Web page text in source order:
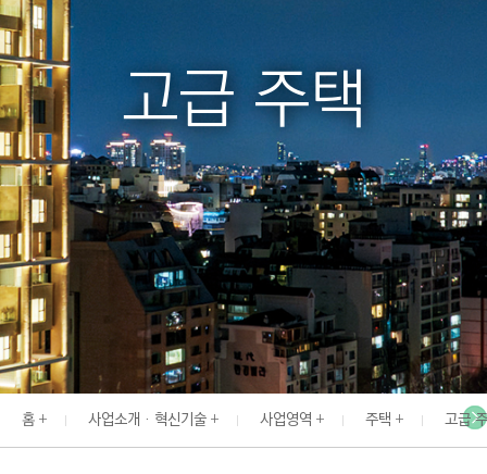
D
A
I
:
E
N
G
I
N
E
E
R
I
N
고급 주택
홈 사업소개 · 혁신기술 사업영역 주택 고급